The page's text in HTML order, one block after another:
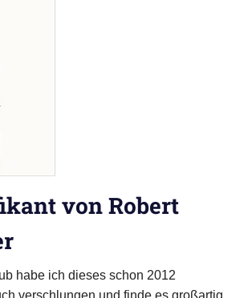
von Robert
habe ich dieses schon 2012
verschlungen und finde es großartig,